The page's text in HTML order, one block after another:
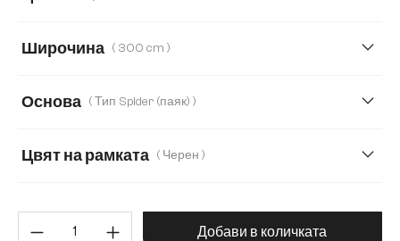
Широчина ( 300 cm )
Основа ( Тип Spider (паяк) )
Цвят на рамката ( Черен )
Количество на продукта:
Добави в количката